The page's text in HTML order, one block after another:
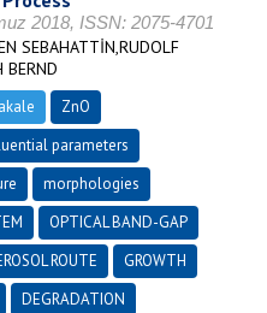
2018, ISSN: 2075-4701
SEBAHATTİN,RUDOLF
BERND
ZnO
parameters
morphologies
OPTICAL BAND-GAP
ROUTE
GROWTH
DEGRADATION